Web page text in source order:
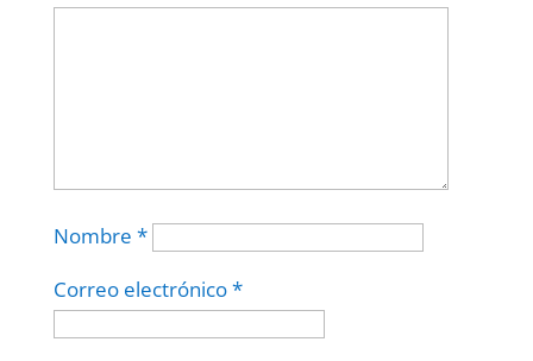
Nombre *
Correo electrónico*